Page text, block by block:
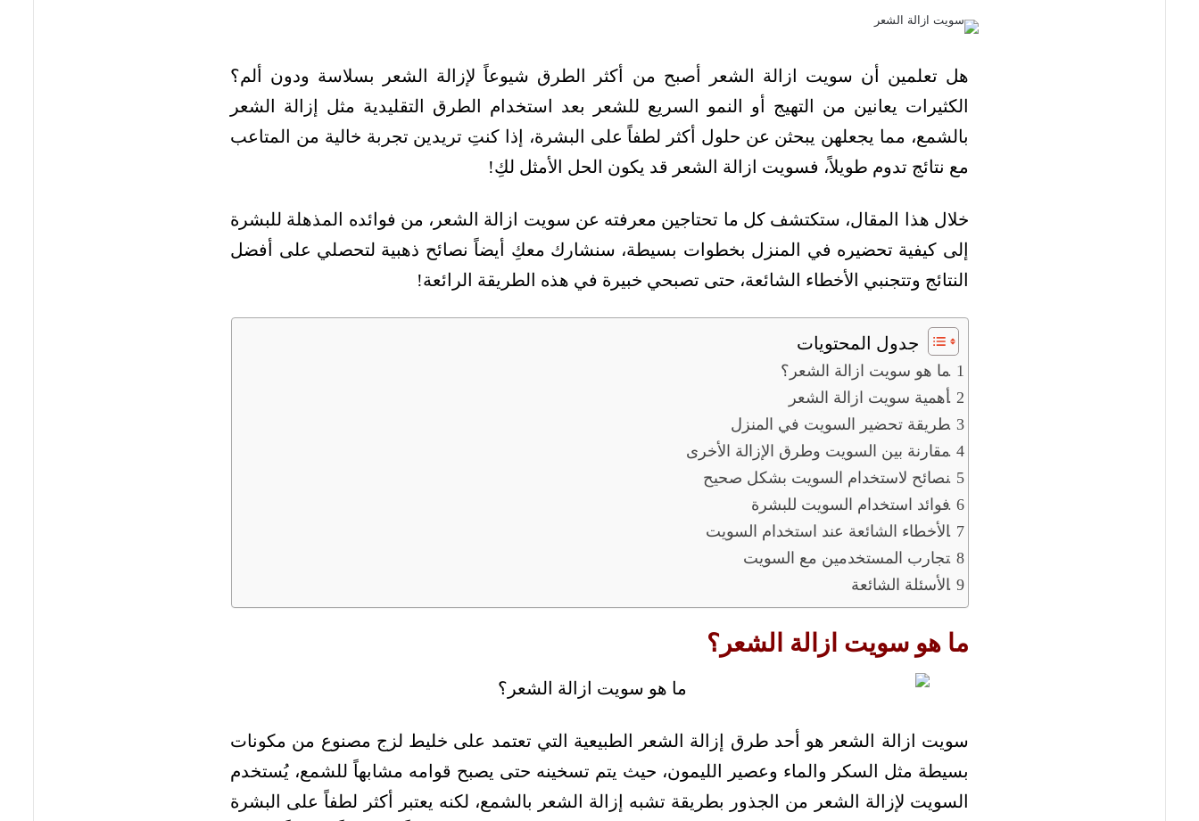
هل تعلمين أن سويت ازالة الشعر أصبح من أكثر الطرق شيوعاً لإزالة الشعر بسلاسة ودون ألم؟
الكثيرات يعانين من التهيج أو النمو السريع للشعر بعد استخدام الطرق التقليدية مثل إزالة الشعر
بالشمع، مما يجعلهن يبحثن عن حلول أكثر لطفاً على البشرة، إذا كنتِ تريدين تجربة خالية من المتاعب
مع نتائج تدوم طويلاً، فسويت ازالة الشعر قد يكون الحل الأمثل لكِ!
خلال هذا المقال، ستكتشف كل ما تحتاجين معرفته عن سويت ازالة الشعر، من فوائده المذهلة للبشرة
إلى كيفية تحضيره في المنزل بخطوات بسيطة، سنشارك معكِ أيضاً نصائح ذهبية لتحصلي على أفضل
النتائج وتتجنبي الأخطاء الشائعة، حتى تصبحي خبيرة في هذه الطريقة الرائعة!
جدول المحتويات
ما هو سويت ازالة الشعر؟
أهمية سويت ازالة الشعر
طريقة تحضير السويت في المنزل
مقارنة بين السويت وطرق الإزالة الأخرى
نصائح لاستخدام السويت بشكل صحيح
فوائد استخدام السويت للبشرة
الأخطاء الشائعة عند استخدام السويت
تجارب المستخدمين مع السويت
الأسئلة الشائعة
ما هو سويت ازالة الشعر؟
سويت ازالة الشعر هو أحد طرق إزالة الشعر الطبيعية التي تعتمد على خليط لزج مصنوع من مكونات
بسيطة مثل السكر والماء وعصير الليمون، حيث يتم تسخينه حتى يصبح قوامه مشابهاً للشمع، يُستخدم
السويت لإزالة الشعر من الجذور بطريقة تشبه إزالة الشعر بالشمع، لكنه يعتبر أكثر لطفاً على البشرة